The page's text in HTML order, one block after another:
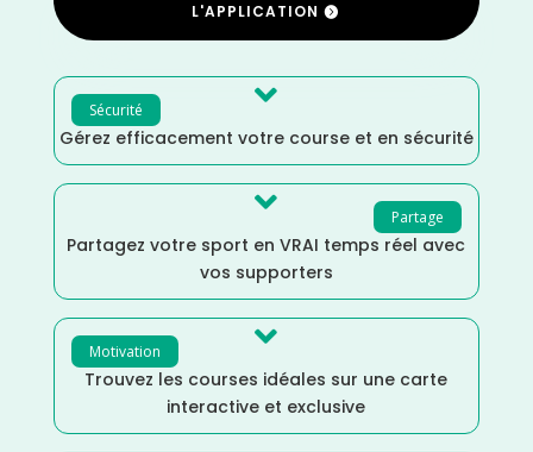
L'APPLICATION
Sécurité 
Gérez efficacement votre course et en sécurité
Partage

Partagez votre sport en VRAI temps réel avec
vos supporters
Motivation 
Trouvez les courses idéales sur une carte
interactive et exclusive